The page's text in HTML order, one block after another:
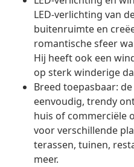
LED-verlichting van
buitenruimte en
romantische sfeer
Hij heeft ook een
op sterk winderige
Breed toepasbaar:
eenvoudig, trendy
huis of commerciële
voor verschillende
terassen, tuinen,
meer.